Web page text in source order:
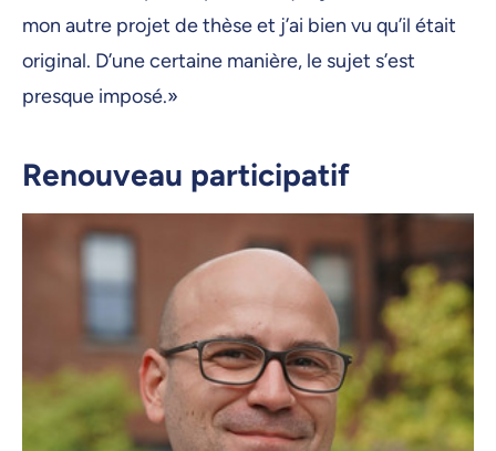
mon autre projet de thèse et j’ai bien vu qu’il était
original. D’une certaine manière, le sujet s’est
presque imposé.»
Renouveau participatif